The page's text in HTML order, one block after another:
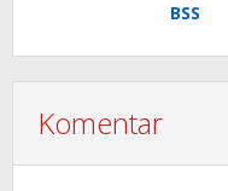
BSS
Komentar